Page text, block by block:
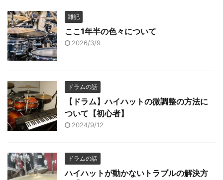
雑記
ここ1年半の色々について
2026/3/9
ドラムの話
【ドラム】ハイハットの微調整の方法に
ついて【初心者】
2024/9/12
ドラムの話
ハイハットが動かないトラブルの解決方